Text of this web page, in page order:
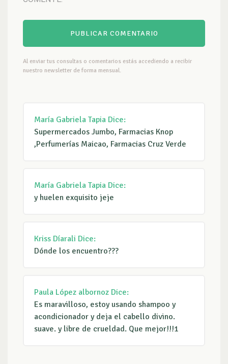
Al enviar tus consultas o comentarios estás accediendo a recibir
nuestro newsletter de forma mensual.
María Gabriela Tapia Dice:
Supermercados Jumbo, Farmacias Knop
,Perfumerías Maicao, Farmacias Cruz Verde
María Gabriela Tapia Dice:
y huelen exquisito jeje
Kriss Díarali Dice:
Dónde los encuentro???
Paula López albornoz Dice:
Es maravilloso, estoy usando shampoo y
acondicionador y deja el cabello divino.
suave. y libre de crueldad. Que mejor!!!1